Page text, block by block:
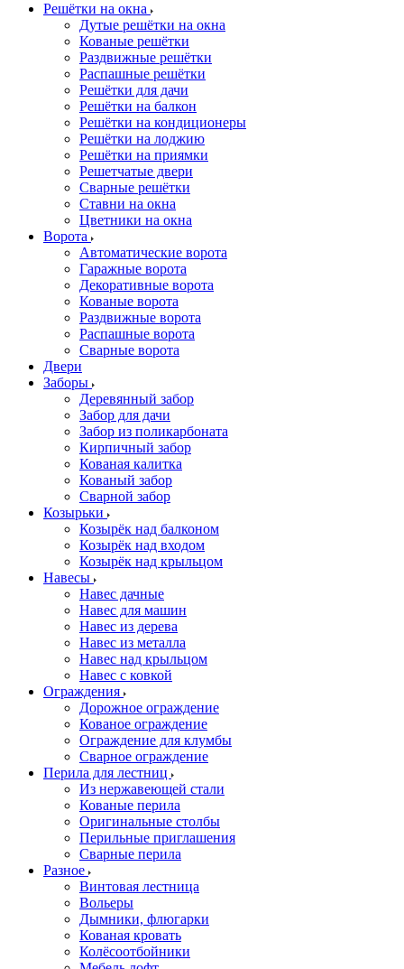
Решётки на окна
Дутые решётки на окна
Кованые решётки
Раздвижные решётки
Распашные решётки
Решётки для дачи
Решётки на балкон
Решётки на кондиционеры
Решётки на лоджию
Решётки на приямки
Решетчатые двери
Сварные решётки
Ставни на окна
Цветники на окна
Ворота
Автоматические ворота
Гаражные ворота
Декоративные ворота
Кованые ворота
Раздвижные ворота
Распашные ворота
Сварные ворота
Двери
Заборы
Деревянный забор
Забор для дачи
Забор из поликарбоната
Кирпичный забор
Кованая калитка
Кованый забор
Сварной забор
Козырьки
Козырёк над балконом
Козырёк над входом
Козырёк над крыльцом
Навесы
Навес дачные
Навес для машин
Навес из дерева
Навес из металла
Навес над крыльцом
Навес с ковкой
Ограждения
Дорожное ограждение
Кованое ограждение
Ограждение для клумбы
Сварное ограждение
Перила для лестниц
Из нержавеющей стали
Кованые перила
Оригинальные столбы
Перильные приглашения
Сварные перила
Разное
Винтовая лестница
Вольеры
Дымники, флюгарки
Кованая кровать
Колёсоотбойники